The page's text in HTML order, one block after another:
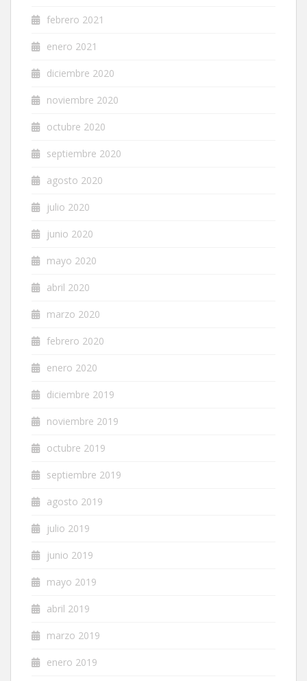
febrero 2021
enero 2021
diciembre 2020
noviembre 2020
octubre 2020
septiembre 2020
agosto 2020
julio 2020
junio 2020
mayo 2020
abril 2020
marzo 2020
febrero 2020
enero 2020
diciembre 2019
noviembre 2019
octubre 2019
septiembre 2019
agosto 2019
julio 2019
junio 2019
mayo 2019
abril 2019
marzo 2019
enero 2019